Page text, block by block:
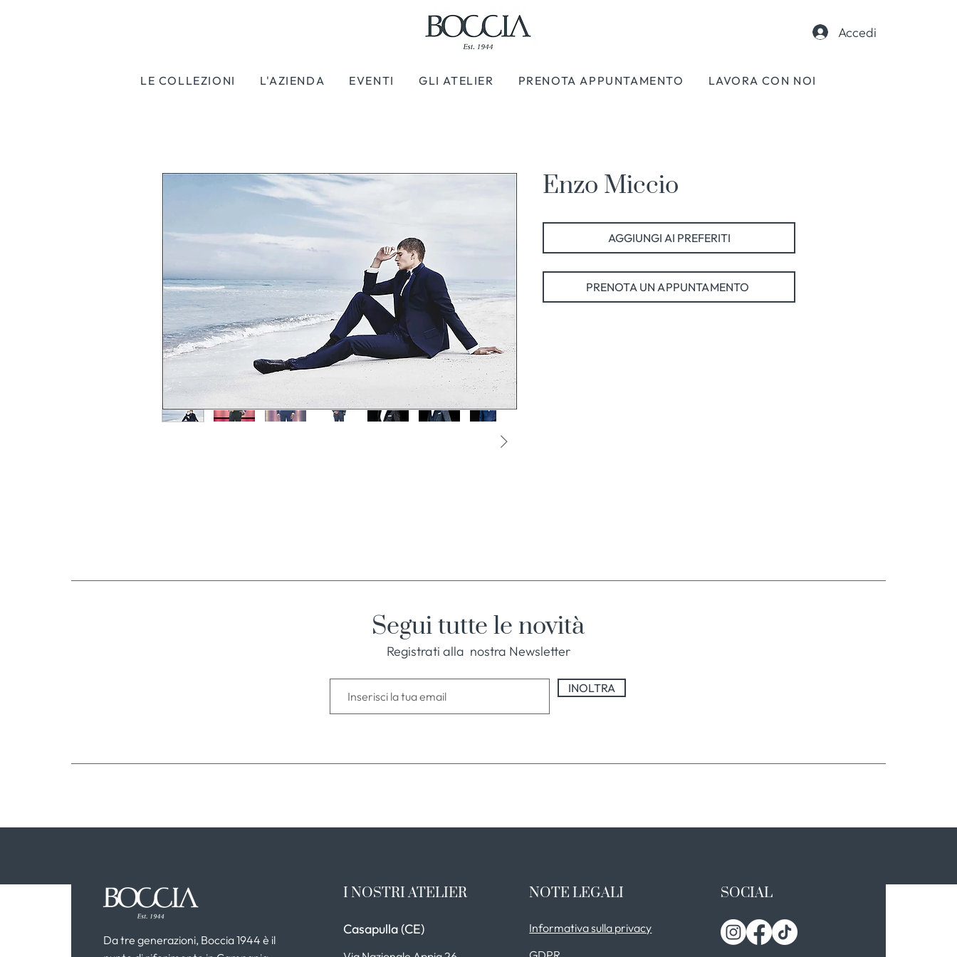
Accedi
LE COLLEZIONI L'AZIENDA EVENTI GLI ATELIER PRENOTA APPUNTAMENTO LAVORA CON NOI
Enzo Miccio
AGGIUNGI AI PREFERITI
PRENOTA UN APPUNTAMENTO
Segui tutte le novità
Registrati alla nostra Newsletter
INOLTRA
Da tre generazioni, Boccia 1944 è il
I NOSTRI ATELIER
Casapulla (CE)
NOTE LEGALI
Informativa sulla privacy
SOCIAL